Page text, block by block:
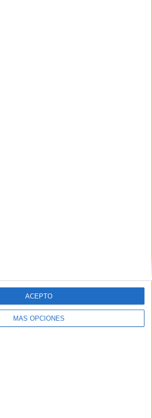
MÁS OPCIONES
ACEPTO
Contacto
de datos
Política de cookies
Política editorial Términos de uso